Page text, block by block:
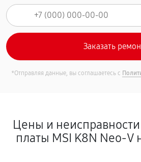
*Отправляя данные, вы соглашаетесь с
Цены и
платы MSI K8N Neo-V